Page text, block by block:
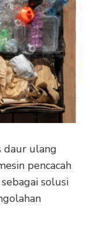
daur ulang
pencacah
solusi